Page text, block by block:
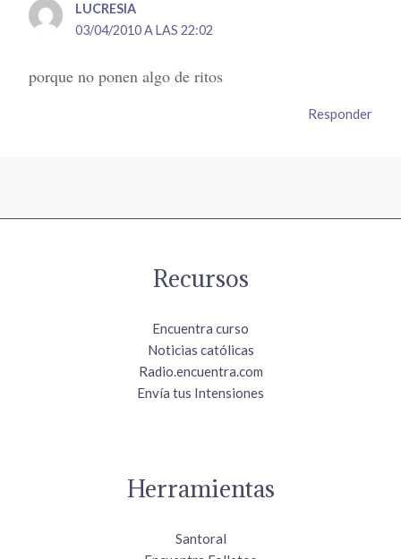
LUCRESIA
03/04/2010 A LAS 22:02
porque no ponen algo de ritos
Responder
Recursos
Encuentra curso
Noticias católicas
Radio.encuentra.com
Envía tus Intensiones
Herramientas
Santoral